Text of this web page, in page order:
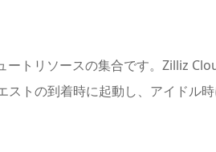
トリソースの集合です。Zilliz
トの到着時に起動し、アイドル